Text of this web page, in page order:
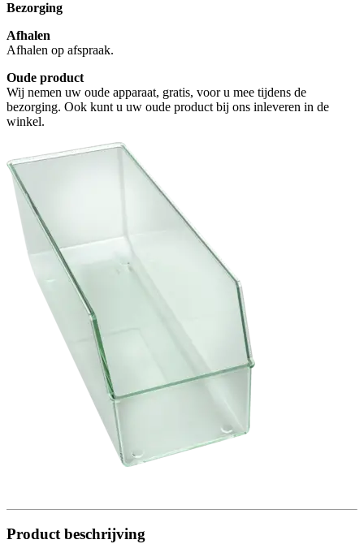
Bezorging
Afhalen
Afhalen op afspraak.
Oude product
Wij nemen uw oude apparaat, gratis, voor u mee tijdens de
bezorging. Ook kunt u uw oude product bij ons inleveren in de
winkel.
Product beschrijving